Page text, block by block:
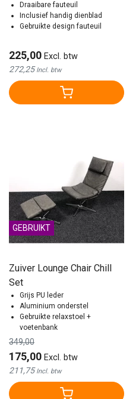
Draaibare fauteuil
Inclusief handig dienblad
Gebruikte design fauteuil
225,00 Excl. btw
272,25Incl. btw
GEBRUIKT
Zuiver Lounge Chair Chill
Set
Grijs PU leder
Aluminium onderstel
Gebruikte relaxstoel +
voetenbank
349,00
175,00 Excl. btw
211,75Incl. btw